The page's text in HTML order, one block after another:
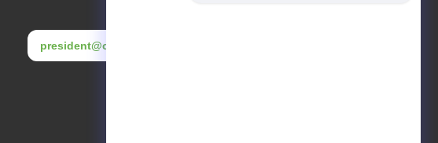
president@china-machines.com.cn